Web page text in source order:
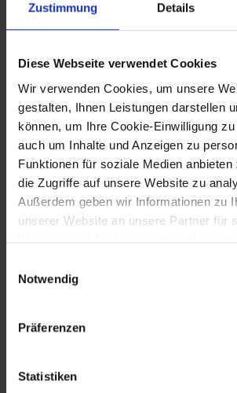
Zustimmung Details
Diese Webseite verwendet Cookies
Wir verwenden Cookies, um unsere
gestalten, Ihnen Leistungen darstellen
können, um Ihre Cookie-Einwilligung
auch um Inhalte und Anzeigen zu
Funktionen für soziale Medien anbieten
die Zugriffe auf unsere Website zu
Außerdem geben wir Informationen zu
unserer Website an unsere Partner für
Werbung und Analysen weiter, die
gegeben ist, und in denen Sie Ihre
effektiv durchsetzen können. Unsere
diese Informationen möglicherweise
zusammen, die Sie ihnen bereitgestellt
haben.
Notwendig
Präferenzen
Statistiken
Erste Sitzung des NÖ Landtags
13.12.1945
Übergang der
den Landtag - Wahl der
durch den Landtag
20.12.1945